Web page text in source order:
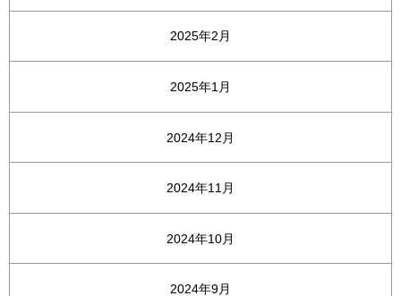
2025年2月
2025年1月
2024年12月
2024年11月
2024年10月
2024年9月